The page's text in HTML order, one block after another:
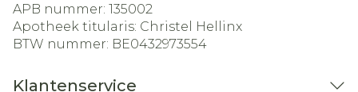
APB nummer: 135002
Apotheek titularis: Christel Hellinx
BTW nummer: BE0432973554
Klantenservice